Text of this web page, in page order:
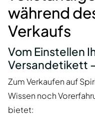
während
Verkaufs
Vom Einstellen
Versandetikett
Zum Verkaufen auf
Wissen noch
bietet: